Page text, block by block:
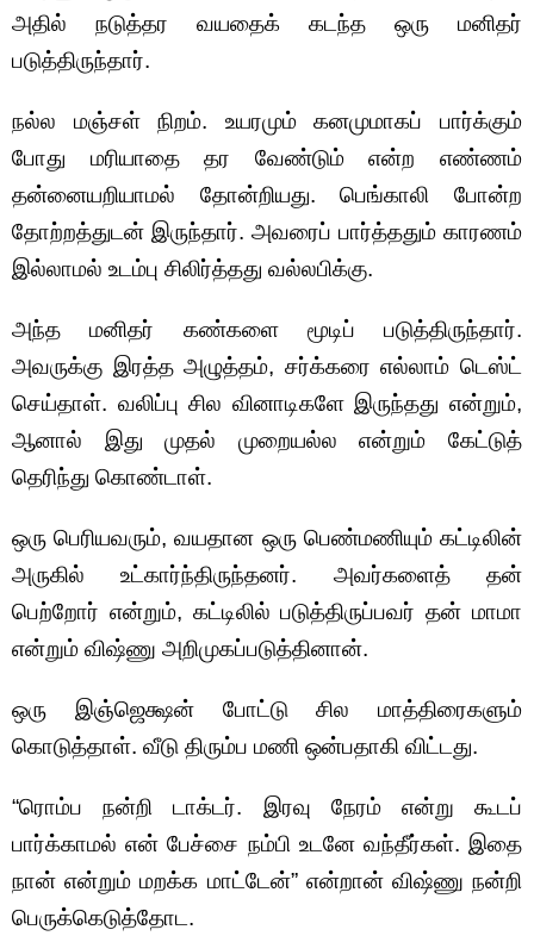
அதில் நடுத்தர வயதைக் கடந்த ஒரு மனிதர்
படுத்திருந்தார்.
நல்ல மஞ்சள் நிறம். உயரமும் கனமுமாகப் பார்க்கும்
போது மரியாதை தர வேண்டும் என்ற எண்ணம்
தன்னையறியாமல் தோன்றியது. பெங்காலி போன்ற
தோற்றத்துடன் இருந்தார். அவரைப் பார்த்ததும் காரணம்
இல்லாமல் உடம்பு சிலிர்த்தது வல்லபிக்கு.
அந்த மனிதர் கண்களை மூடிப் படுத்திருந்தார்.
அவருக்கு இரத்த அழுத்தம், சர்க்கரை எல்லாம் டெஸ்ட்
செய்தாள். வலிப்பு சில வினாடிகளே இருந்தது என்றும்,
ஆனால் இது முதல் முறையல்ல என்றும் கேட்டுத்
தெரிந்து கொண்டாள்.
ஒரு பெரியவரும், வயதான ஒரு பெண்மணியும் கட்டிலின்
அருகில் உட்கார்ந்திருந்தனர். அவர்களைத் தன்
பெற்றோர் என்றும், கட்டிலில் படுத்திருப்பவர் தன் மாமா
என்றும் விஷ்ணு அறிமுகப்படுத்தினான்.
ஒரு இஞ்ஜெக்ஷன் போட்டு சில மாத்திரைகளும்
கொடுத்தாள். வீடு திரும்ப மணி ஒன்பதாகி விட்டது.
“ரொம்ப நன்றி டாக்டர். இரவு நேரம் என்று கூடப்
பார்க்காமல் என் பேச்சை நம்பி உடனே வந்தீர்கள். இதை
நான் என்றும் மறக்க மாட்டேன்” என்றான் விஷ்ணு நன்றி
பெருக்கெடுத்தோட.